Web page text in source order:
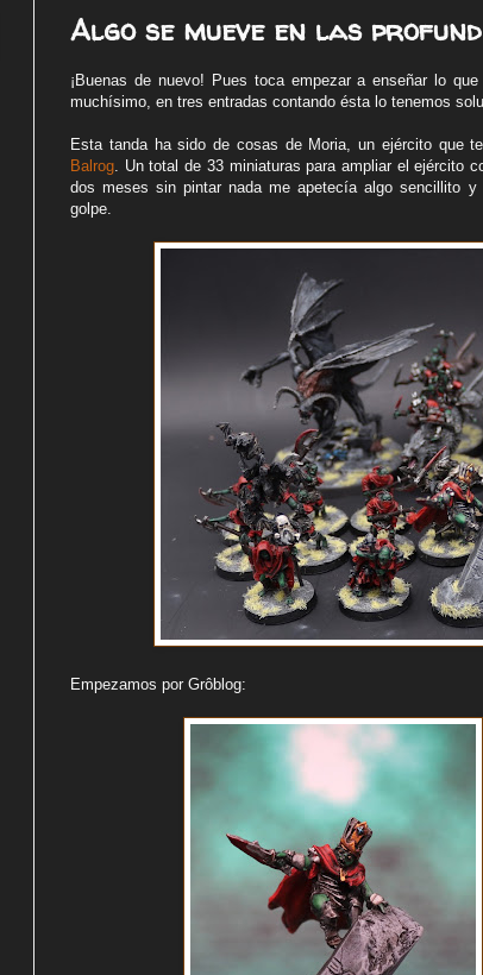
Algo se mueve en las
¡Buenas de nuevo! Pues toca empezar a enseñar lo
muchísimo, en tres entradas contando ésta lo tenemos
Esta tanda ha sido de cosas de Moria, un ejército que
Balrog. Un total de 33 miniaturas para ampliar el ejército
dos meses sin pintar nada me apetecía algo sencillito
golpe.
Empezamos por Grôblog: